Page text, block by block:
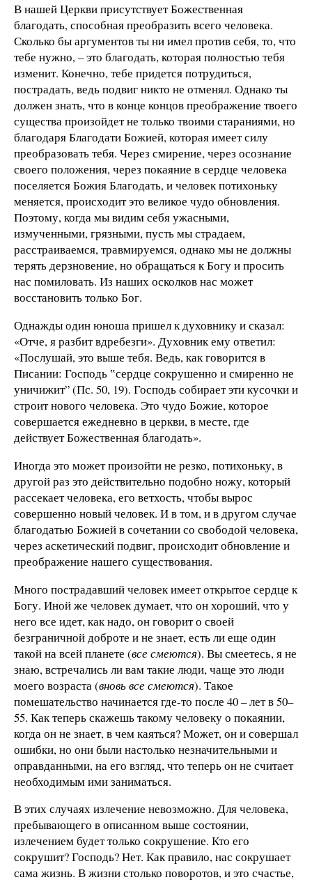
В нашей Церкви присутствует Божественная
благодать, способная преобразить всего человека.
Сколько бы аргументов ты ни имел против себя, то, что
тебе нужно, – это благодать, которая полностью тебя
изменит. Конечно, тебе придется потрудиться,
пострадать, ведь подвиг никто не отменял. Однако ты
должен знать, что в конце концов преображение твоего
существа произойдет не только твоими стараниями, но
благодаря Благодати Божией, которая имеет силу
преобразовать тебя. Через смирение, через осознание
своего положения, через покаяние в сердце человека
поселяется Божия Благодать, и человек потихоньку
меняется, происходит это великое чудо обновления.
Поэтому, когда мы видим себя ужасными,
измученными, грязными, пусть мы страдаем,
расстраиваемся, травмируемся, однако мы не должны
терять дерзновение, но обращаться к Богу и просить
нас помиловать. Из наших осколков нас может
восстановить только Бог.
Однажды один юноша пришел к духовнику и сказал:
«Отче, я разбит вдребезги». Духовник ему ответил:
«Послушай, это выше тебя. Ведь, как говорится в
Писании: Господь ‟сердце сокрушенно и смиренно не
уничижит” (Пс. 50, 19). Господь собирает эти кусочки и
строит нового человека. Это чудо Божие, которое
совершается ежедневно в церкви, в месте, где
действует Божественная благодать».
Иногда это может произойти не резко, потихоньку, в
другой раз это действительно подобно ножу, который
рассекает человека, его ветхость, чтобы вырос
совершенно новый человек. И в том, и в другом случае
благодатью Божией в сочетании со свободой человека,
через аскетический подвиг, происходит обновление и
преображение нашего существования.
Много пострадавший человек имеет открытое сердце к
Богу. Иной же человек думает, что он хороший, что у
него все идет, как надо, он говорит о своей
безграничной доброте и не знает, есть ли еще один
такой на всей планете (все смеются). Вы смеетесь, я не
знаю, встречались ли вам такие люди, чаще это люди
моего возраста (вновь все смеются). Такое
помешательство начинается где-то после 40 – лет в 50–
55. Как теперь скажешь такому человеку о покаянии,
когда он не знает, в чем каяться? Может, он и совершал
ошибки, но они были настолько незначительными и
оправданными, на его взгляд, что теперь он не считает
необходимым ими заниматься.
В этих случаях излечение невозможно. Для человека,
пребывающего в описанном выше состоянии,
излечением будет только сокрушение. Кто его
сокрушит? Господь? Нет. Как правило, нас сокрушает
сама жизнь. В жизни столько поворотов, и это счастье,